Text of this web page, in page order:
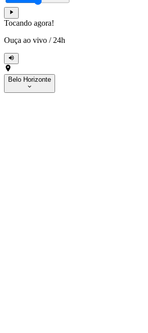
Tocando agora!
Ouça ao vivo / 24h
Belo Horizonte